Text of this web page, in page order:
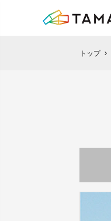
トップ chevron_right